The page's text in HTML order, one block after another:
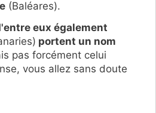
(Baléares).
eux également
portent un nom
pas forcément celui
vous allez sans doute